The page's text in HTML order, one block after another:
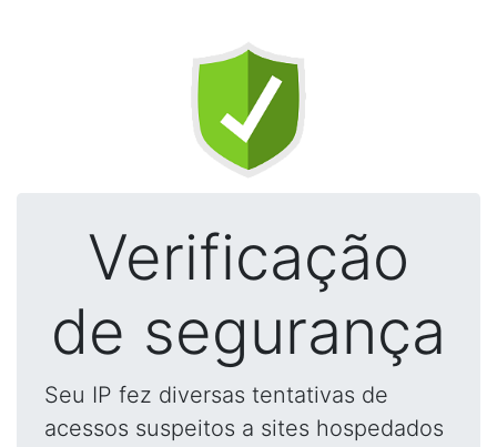
Verificação
de segurança
Seu IP fez diversas tentativas de
acessos suspeitos a sites hospedados